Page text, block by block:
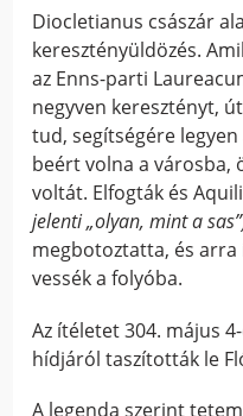
Diocletianus császár
keresztényüldözés.
az Enns-parti
negyven keresztényt,
tud, segítségére
beért volna a városba,
voltát. Elfogták és
jelenti „olyan, mint a
megbotoztatta, és arra
vessék a folyóba.
Az ítéletet 304. május
hídjáról taszították le
A legenda szerint